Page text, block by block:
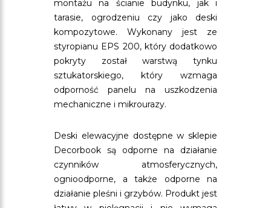
montażu na ścianie budynku, jak i
tarasie, ogrodzeniu czy jako deski
kompozytowe. Wykonany jest ze
styropianu EPS 200, który dodatkowo
pokryty został warstwą tynku
sztukatorskiego, który wzmaga
odporność panelu na uszkodzenia
mechaniczne i mikrourazy.
Deski elewacyjne dostępne w sklepie
Decorbook są odporne na działanie
czynników atmosferycznych,
ognioodporne, a także odporne na
działanie pleśni i grzybów. Produkt jest